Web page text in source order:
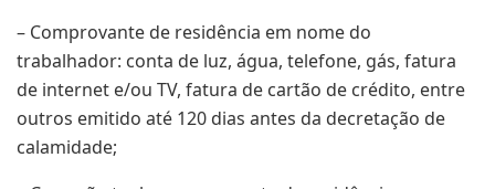
– Comprovante de residência em nome do
trabalhador: conta de luz, água, telefone, gás, fatura
de internet e/ou TV, fatura de cartão de crédito, entre
outros emitido até 120 dias antes da decretação de
calamidade;